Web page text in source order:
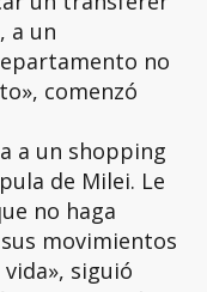
a un
no
comenzó
a un shopping
de Milei. Le
no haga
movimientos
siguió